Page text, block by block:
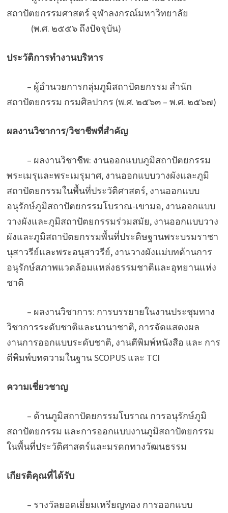
สถาปัตยกรรมศาสตร์ จุฬาลงกรณ์มหาวิทยาลัย
(พ.ศ. ๒๕๕๖ ถึงปัจจุบัน)
ประวัติการทำงานบริหาร
– ผู้อำนวยการกลุ่มภูมิสถาปัตยกรรม สำนัก
สถาปัตยกรรม กรมศิลปากร (พ.ศ. ๒๕๖๓ – พ.ศ. ๒๕๖๗)
ผลงานวิชาการ/วิชาชีพที่สำคัญ
– ผลงานวิชาชีพ: งานออกแบบภูมิสถาปัตยกรรม
พระเมรุและพระเมรุมาศ, งานออกแบบวางผังและภูมิ
สถาปัตยกรรมในพื้นที่ประวัติศาสตร์, งานออกแบบ
อนุรักษ์ภูมิสถาปัตยกรรมโบราณ-เขามอ, งานออกแบบ
วางผังและภูมิสถาปัตยกรรมร่วมสมัย, งานออกแบบวาง
ผังและภูมิสถาปัตยกรรมพื้นที่ประดิษฐานพระบรมราชา
นุสาวรีย์และพระอนุสาวรีย์, งานวางผังแม่บทด้านการ
อนุรักษ์สภาพแวดล้อมแหล่งธรรมชาติและอุทยานแห่ง
ชาติ
– ผลงานวิชาการ: การบรรยายในงานประชุมทาง
วิชาการระดับชาติและนานาชาติ, การจัดแสดงผล
งานการออกแบบระดับชาติ, งานตีพิมพ์หนังสือ และ การ
ตีพิมพ์บทตวามในฐาน SCOPUS และ TCI
ความเชี่ยวชาญ
– ด้านภูมิสถาปัตยกรรมโบราณ การอนุรักษ์ภูมิ
สถาปัตยกรรม และการออกแบบงานภูมิสถาปัตยกรรม
ในพื้นที่ประวัติศาสตร์และมรดกทางวัฒนธรรม
เกียรติคุณที่ได้รับ
– รางวัลยอดเยี่ยมเหรียญทอง การออกแบบ